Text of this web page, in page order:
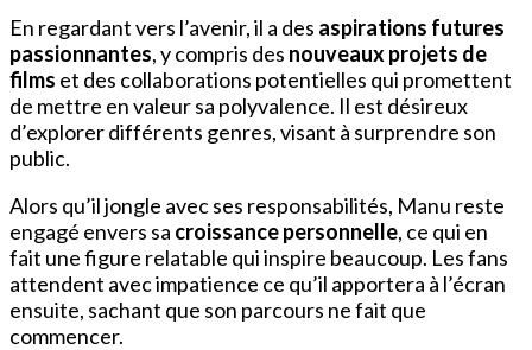
En regardant vers l’avenir, il a des aspirations futures
passionnantes, y compris des nouveaux projets de
films et des collaborations potentielles qui promettent
de mettre en valeur sa polyvalence. Il est désireux
d’explorer différents genres, visant à surprendre son
public.
Alors qu’il jongle avec ses responsabilités, Manu reste
engagé envers sa croissance personnelle, ce qui en
fait une figure relatable qui inspire beaucoup. Les fans
attendent avec impatience ce qu’il apportera à l’écran
ensuite, sachant que son parcours ne fait que
commencer.